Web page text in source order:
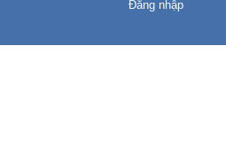
Đăng nhập